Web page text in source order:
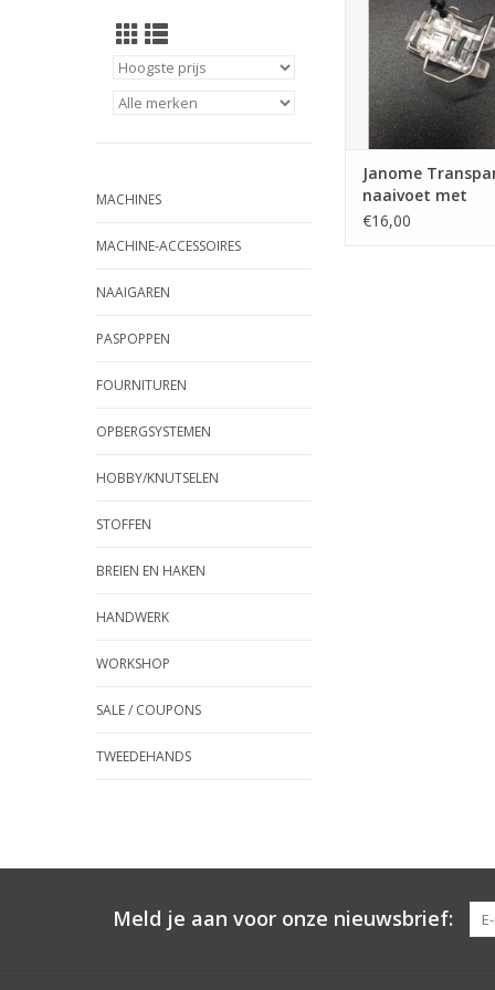
MACHINES
MACHINE-ACCESSOIRES
NAAIGAREN
PASPOPPEN
FOURNITUREN
OPBERGSYSTEMEN
HOBBY/KNUTSELEN
STOFFEN
BREIEN EN HAKEN
HANDWERK
WORKSHOP
SALE / COUPONS
TWEEDEHANDS
Janome
naaivoet met
€16,00
Meld je aan voor onze nieuwsbrief: